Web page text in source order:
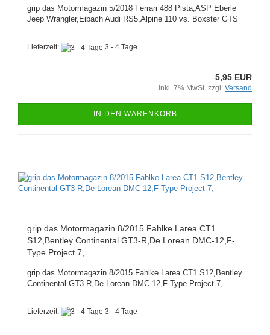
grip das Motormagazin 5/2018 Ferrari 488 Pista,ASP Eberle
Jeep Wrangler,Eibach Audi RS5,Alpine 110 vs. Boxster GTS
Lieferzeit: 3 - 4 Tage
5,95 EUR
inkl. 7% MwSt. zzgl. Versand
IN DEN WARENKORB
grip das Motormagazin 8/2015 Fahlke Larea CT1
S12,Bentley Continental GT3-R,De Lorean DMC-12,F-
Type Project 7,
grip das Motormagazin 8/2015 Fahlke Larea CT1 S12,Bentley
Continental GT3-R,De Lorean DMC-12,F-Type Project 7,
Lieferzeit: 3 - 4 Tage